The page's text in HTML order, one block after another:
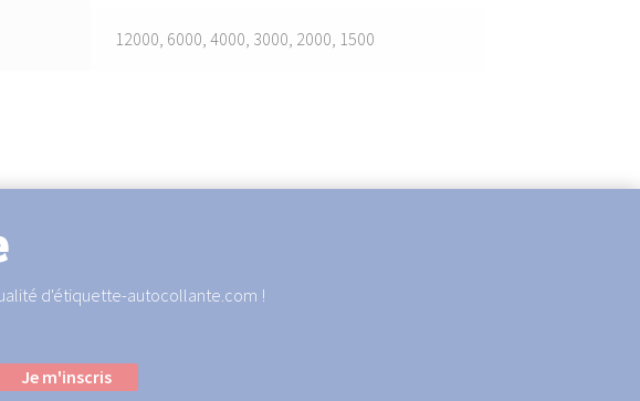
12000, 6000, 4000, 3000, 2000, 1500
d'étiquette-autocollante.com !